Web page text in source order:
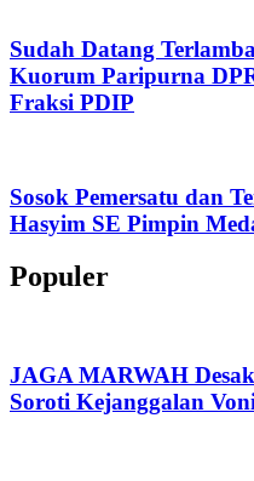
Sudah Datang
Kuorum Paripurna
Fraksi PDIP
Sosok Pemersatu dan
Hasyim SE Pimpin
Populer
JAGA MARWAH
Soroti Kejanggalan